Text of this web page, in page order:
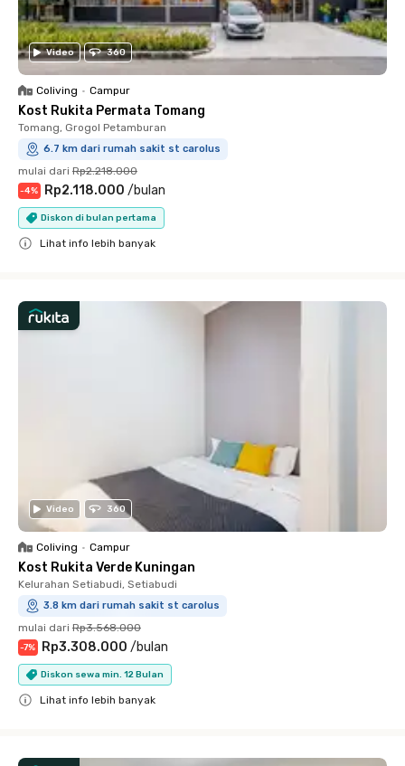
Video 360
Coliving • Campur
Kost Rukita Permata Tomang
Tomang, Grogol Petamburan
6.7 km dari rumah sakit st carolus
mulai dari Rp2.218.000
-4% Rp2.118.000 /bulan
Diskon di bulan pertama
Lihat info lebih banyak
Video 360
Coliving • Campur
Kost Rukita Verde Kuningan
Kelurahan Setiabudi, Setiabudi
3.8 km dari rumah sakit st carolus
mulai dari Rp3.568.000
-7% Rp3.308.000 /bulan
Diskon sewa min. 12 Bulan
Lihat info lebih banyak